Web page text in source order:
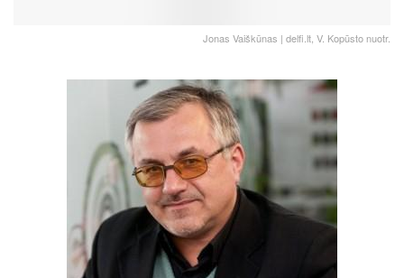
Jonas Vaiškūnas | delfi.lt, V. Kopūsto nuotr.